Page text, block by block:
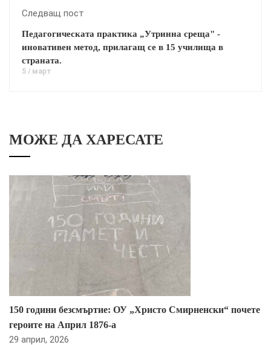
Следващ пост
Педагогическата практика „Утринна среща" -
иновативен метод, прилагащ се в 15 училища в
страната.
5 / март
МОЖЕ ДА ХАРЕСАТЕ
150 години безсмъртие: ОУ „Христо Смирненски“ почете
героите на Април 1876-а
29 април, 2026